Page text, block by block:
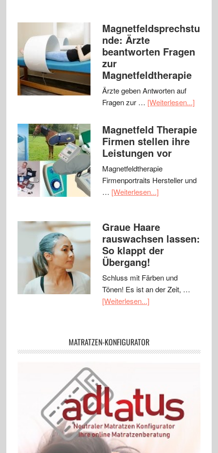
Magnetfeldsprechstu
nde: Ärzte
beantworten Fragen
zur
Magnetfeldtherapie
Ärzte geben Antworten auf
Fragen zur … [Weiterlesen...]
Magnetfeld Therapie
Firmen stellen ihre
Leistungen vor
Magnetfeldtherapie
Firmenportraits Hersteller und
… [Weiterlesen...]
Graue Haare
rauswachsen lassen:
So klappt der
Übergang!
Schluss mit Färben und
Tönen! Es ist an der Zeit, …
[Weiterlesen...]
MATRATZEN-KONFIGURATOR